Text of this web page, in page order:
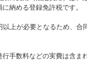
納める登録免許税です。
上が必要となるため、
手数料などの実費は含ま